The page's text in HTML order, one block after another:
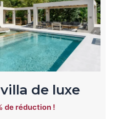
de luxe
de réduction !